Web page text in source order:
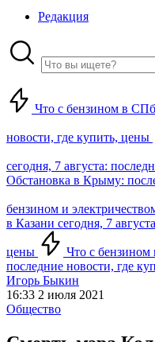
Редакция
Что с бензином в СПб
новости, где купить, цены
сегодня, 7 августа:
Обстановка в Крыму:
бензином и
в Казани сегодня, 7
цены
Что с бензином
последние новости, где
Игорь Быкин
16:33 2 июля 2021
Общество